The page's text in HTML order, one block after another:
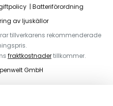
Batteriförordning
av ljuskällor
tillverkarens rekommenderade
fraktkostnadertillkommer.
GmbH